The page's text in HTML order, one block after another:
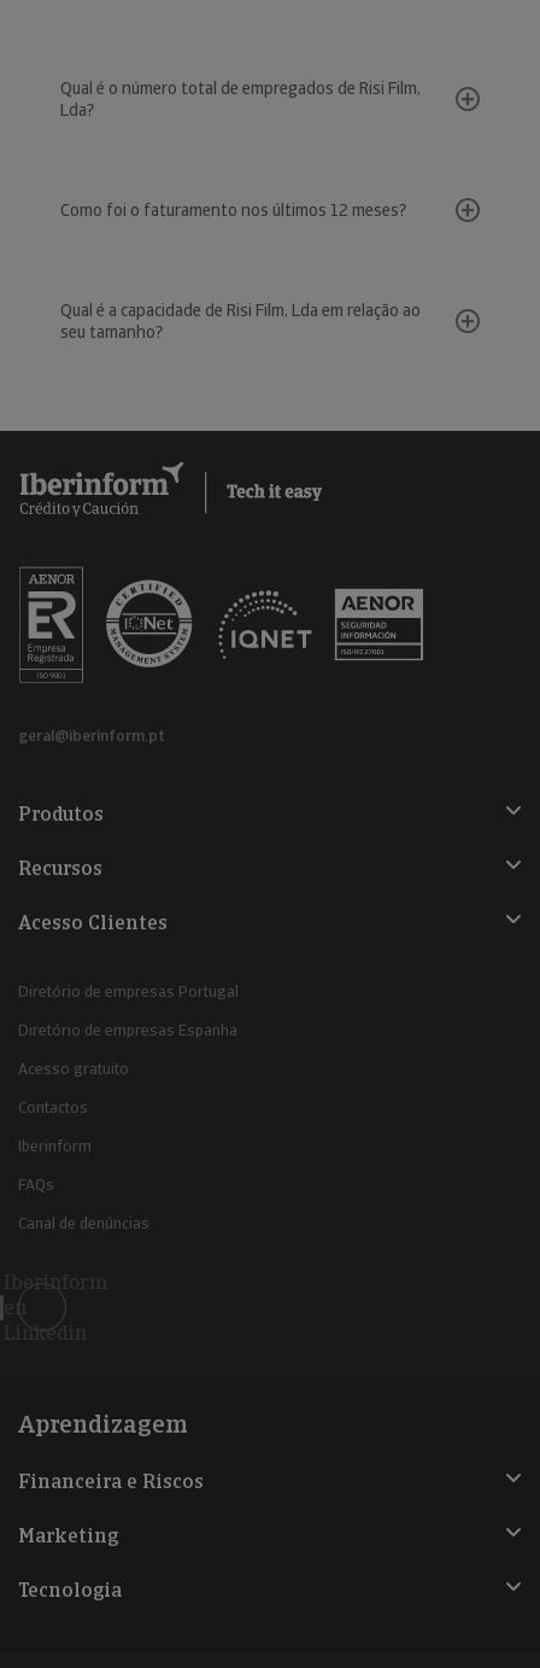
Qual é o número total de empregados de Risi Film,
Lda?
Como foi o faturamento nos últimos 12 meses?
Qual é a capacidade de Risi Film, Lda em relação ao
seu tamanho?
geral@iberinform.pt
Produtos
Recursos
Acesso Clientes
Diretório de empresas Portugal
Diretório de empresas Espanha
Acesso gratuito
Contactos
Iberinform
FAQs
Canal de denúncias
Iberinform
en
Linkedin
Aprendizagem
Financeira e Riscos
Marketing
Tecnologia